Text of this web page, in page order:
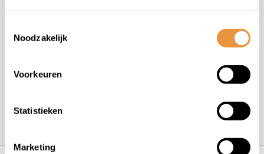
Noodzakelijk
Voorkeuren
Statistieken
Marketing